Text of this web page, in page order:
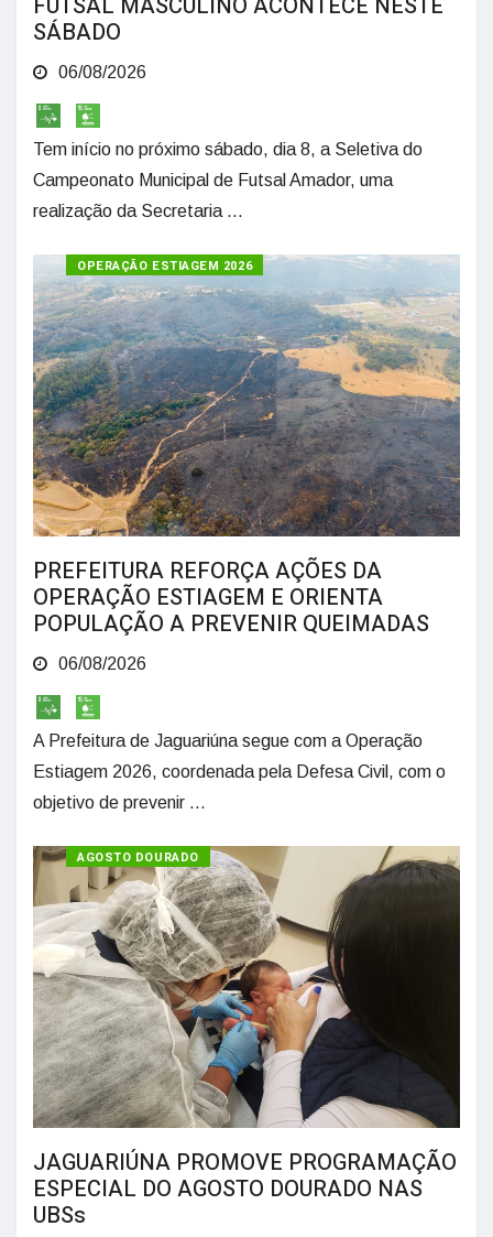
SÁBADO
06/08/2026
Tem início no próximo sábado, dia 8, a Seletiva do
Campeonato Municipal de Futsal Amador, uma
realização da Secretaria ...
OPERAÇÃO ESTIAGEM 2026
PREFEITURA REFORÇA AÇÕES DA
OPERAÇÃO ESTIAGEM E ORIENTA
POPULAÇÃO A PREVENIR QUEIMADAS
06/08/2026
A Prefeitura de Jaguariúna segue com a Operação
Estiagem 2026, coordenada pela Defesa Civil, com o
objetivo de prevenir ...
SAÚDE
AGOSTO DOURADO
JAGUARIÚNA PROMOVE PROGRAMAÇÃO
ESPECIAL DO AGOSTO DOURADO NAS
UBSs